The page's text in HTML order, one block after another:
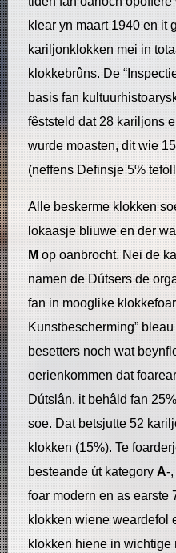
klear yn maart 1940 en it
kariljonklokken mei in
klokkebrûns. De
basis fan
fêststeld dat 28 kariljons
wurde moasten, dit wie
(neffens Definsje 5%
Alle beskerme klokken
lokaasje bliuwe en der
M op oanbrocht. Nei de
namen de Dútsers de
fan in mooglike
Kunstbescherming”
besetters noch wat
oerienkommen dat
Dútslân, it behâld fan
soe. Dat betsjutte 52
klokken (15%). Te
besteande út kategory A-,
foar modern en as earste
klokken wiene weardefol
klokken hiene in wichtige